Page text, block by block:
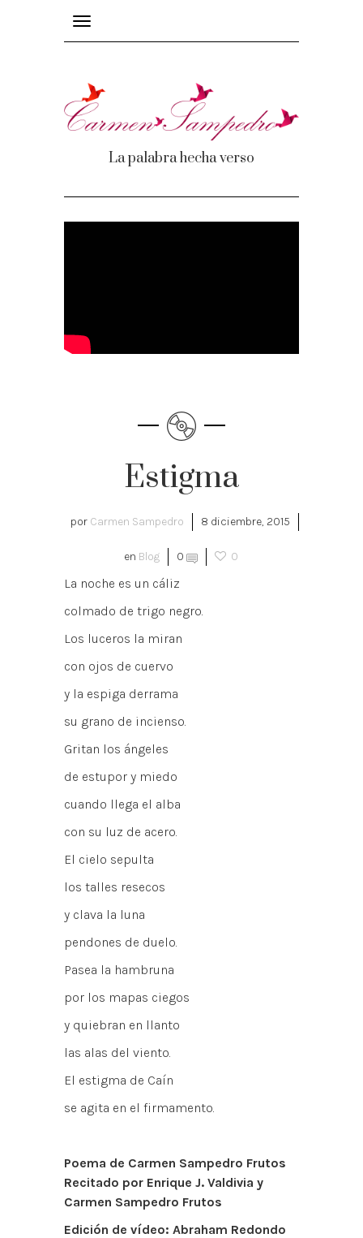
Toggle
navigation
La palabra hecha verso
Estigma
por Carmen Sampedro 8 diciembre, 2015
en Blog 0 0
La noche es un cáliz
colmado de trigo negro.
Los luceros la miran
con ojos de cuervo
y la espiga derrama
su grano de incienso.
Gritan los ángeles
de estupor y miedo
cuando llega el alba
con su luz de acero.
El cielo sepulta
los talles resecos
y clava la luna
pendones de duelo.
Pasea la hambruna
por los mapas ciegos
y quiebran en llanto
las alas del viento.
El estigma de Caín
se agita en el firmamento.
Poema de Carmen Sampedro Frutos
Recitado por Enrique J. Valdivia y
Carmen Sampedro Frutos
Edición de vídeo: Abraham Redondo